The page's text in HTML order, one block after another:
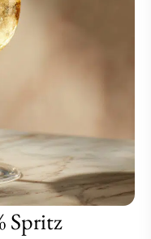
Spritz